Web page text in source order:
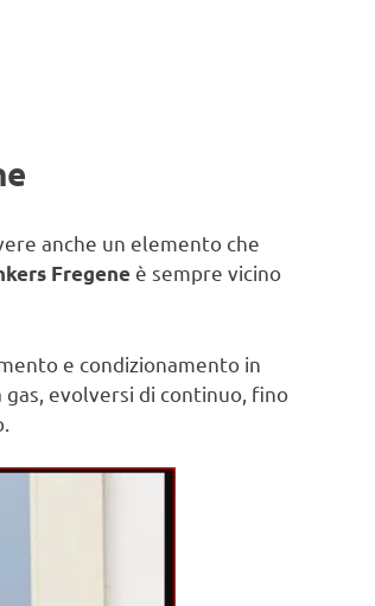
anche un elemento che
Fregene è sempre vicino
e condizionamento in
evolversi di continuo, fino